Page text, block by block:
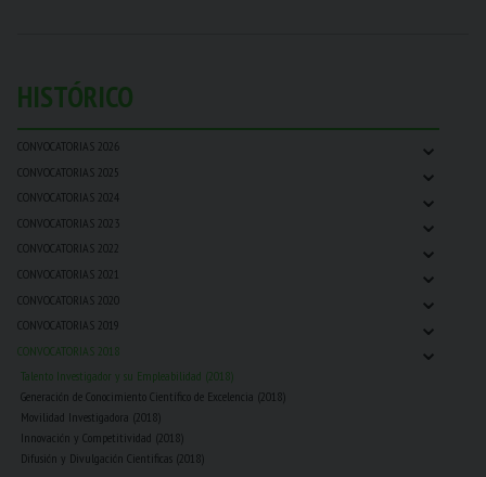
HISTÓRICO
CONVOCATORIAS 2026 ⌄
CONVOCATORIAS 2025 ⌄
CONVOCATORIAS 2024 ⌄
CONVOCATORIAS 2023 ⌄
CONVOCATORIAS 2022 ⌄
CONVOCATORIAS 2021 ⌄
CONVOCATORIAS 2020 ⌄
CONVOCATORIAS 2019 ⌄
CONVOCATORIAS 2018 ⌄
Talento Investigador y su Empleabilidad (2018)
Generación de Conocimiento Científico de Excelencia (2018)
Movilidad Investigadora (2018)
Innovación y Competitividad (2018)
Difusión y Divulgación Cientificas (2018)